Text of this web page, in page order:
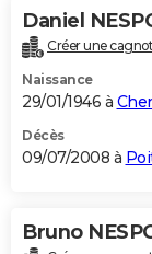
Daniel
Créer une
Naissance
29/01/1946 à
Décès
09/07/2008 à
Bruno